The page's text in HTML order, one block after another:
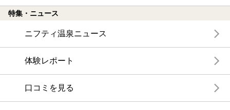
特集・ニュース
ニフティ温泉ニュース
体験レポート
口コミを見る